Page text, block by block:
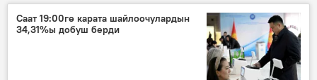
шайлоо
депутат
Берүү
укук
Саат 19:00гө карата шайлоочулардын
34,31%ы добуш берди